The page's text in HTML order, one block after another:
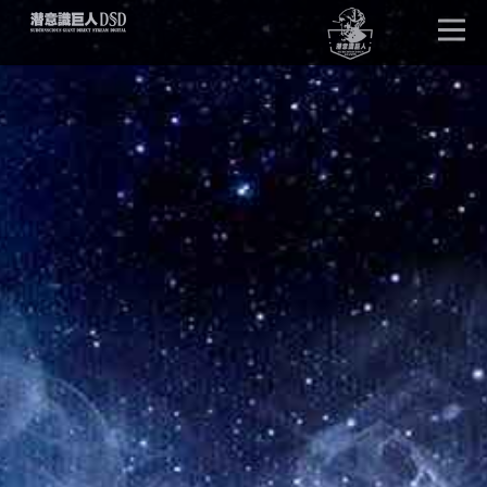
唤醒巨人
DSD版本
卓越效果
产品详情
单元试听
产品问答
客户见证
潜意识文库